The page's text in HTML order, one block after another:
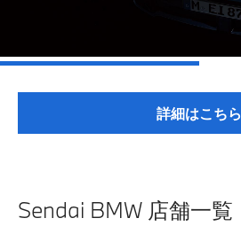
動
モデル一覧
サービス
詳細はこちら
Sendai BMW 店舗一覧